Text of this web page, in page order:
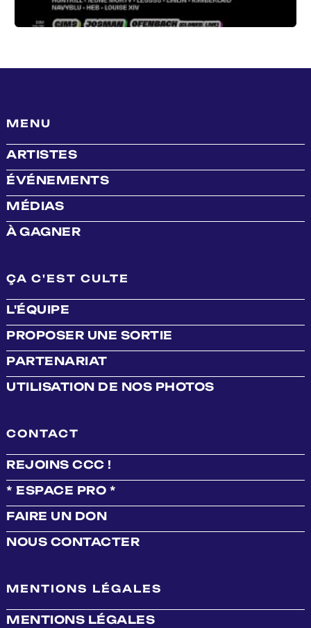
MENU
ARTISTES
ÉVÉNEMENTS
MÉDIAS
À GAGNER
ÇA C'EST CULTE
L'ÉQUIPE
PROPOSER UNE SORTIE
PARTENARIAT
UTILISATION DE NOS PHOTOS
CONTACT
REJOINS CCC !
* ESPACE PRO *
FAIRE UN DON
NOUS CONTACTER
MENTIONS LÉGALES
MENTIONS LÉGALES